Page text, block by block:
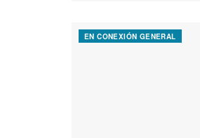
EN CONEXIÓN GENERAL